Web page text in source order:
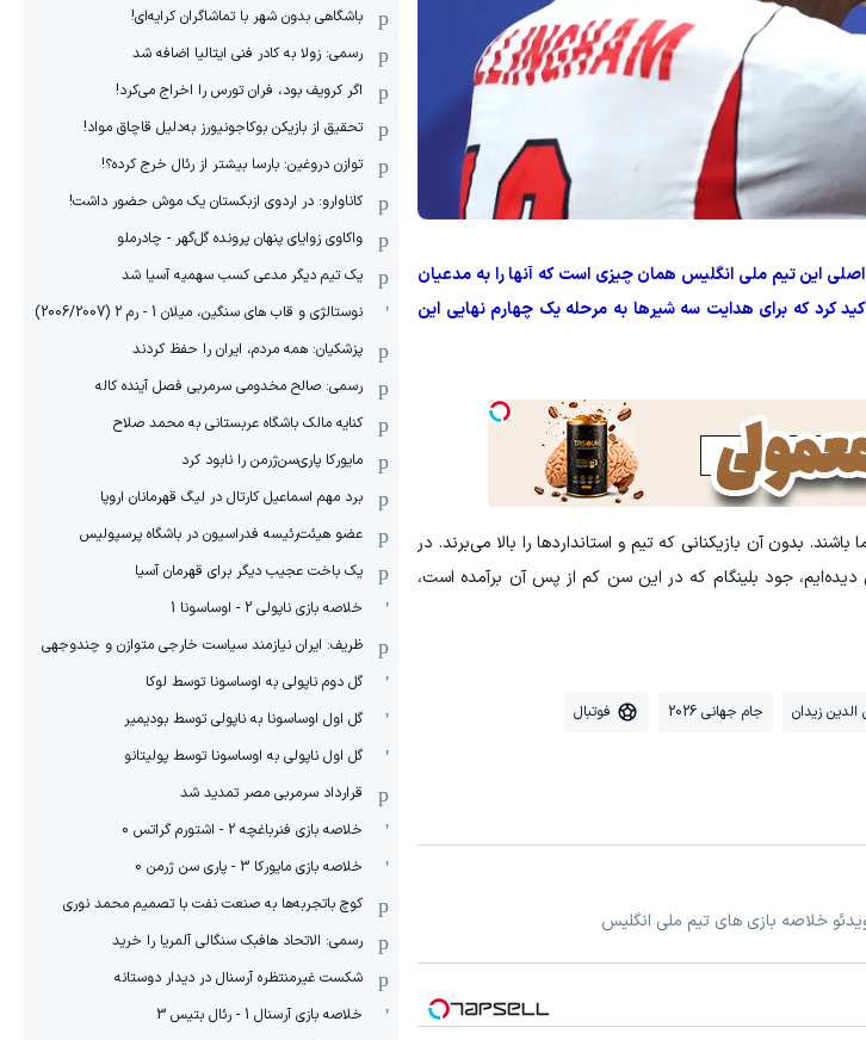
این تیم ملی انگلیس همان چیزی است که آنها را به مدعیان
کرد که برای هدایت سه شیرها به مرحله یک‌ چهارم نهایی این
بدون آن بازیکنانی که تیم و استانداردها را بالا می‌برند. در
جود بلینگام که در این سن کم از پس آن برآمده است،
الدین زیدان جام جهانی 2026 فوتبال
خلاصه بازی های تیم ملی انگلیس
باشگاهی بدون شهر با تماشاگران کرایه‌ای!
رسمی: زولا به کادر فنی ایتالیا اضافه شد
اگر کرویف بود، فران تورس را اخراج می‌کرد!
تحقیق از بازیکن بوکاجونیورز به‌دلیل قاچاق مواد!
توازن دروغین: بارسا بیشتر از رئال خرج کرده؟!
کاناوارو: در اردوی ازبکستان یک موش حضور داشت!
واکاوی زوایای پنهان پرونده گل‌گهر - چادرملو
یک تیم دیگر مدعی کسب سهمیه آسیا شد
نوستالژی و قاب های سنگین، میلان 1 - رم 2 (2006/2007)
پزشکیان: همه مردم، ایران را حفظ کردند
رسمی: صالح مخدومی سرمربی فصل آینده کاله
کنایه مالک باشگاه عربستانی به محمد صلاح
مایورکا پاری‌سن‌ژرمن را نابود کرد
برد مهم اسماعیل کارتال در لیگ قهرمانان اروپا
عضو هیئت‌رئیسه فدراسیون در باشگاه پرسپولیس
یک باخت عجیب دیگر برای قهرمان آسیا
خلاصه بازی ناپولی 2 - اوساسونا 1
ظریف: ایران نیازمند سیاست خارجی متوازن و چندوجهی
گل دوم ناپولی به اوساسونا توسط لوکا
گل اول اوساسونا به ناپولی توسط بودیمیر
گل اول ناپولی به اوساسونا توسط پولیتانو
قرارداد سرمربی مصر تمدید شد
خلاصه بازی فنرباغچه 2 - اشتورم گراتس 0
خلاصه بازی مایورکا 3 - پاری سن ژرمن 0
کوچ باتجربه‌ها به صنعت نفت با تصمیم محمد نوری
رسمی: الاتحاد هافبک سنگالی آلمریا را خرید
شکست غیرمنتظره آرسنال در دیدار دوستانه
خلاصه بازی آرسنال 1 - رئال بتیس 3